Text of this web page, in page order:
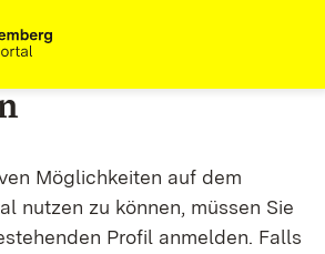
Möglichkeiten auf dem
nutzen zu können, müssen Sie
Profil anmelden. Falls